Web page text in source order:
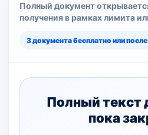
Полный документ
получения в рамках лимита
3 документа бесплатно или
Полный текст
пока